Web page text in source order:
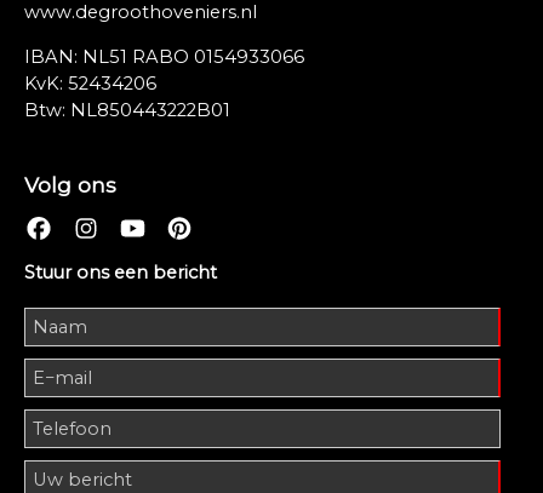
www.degroothoveniers.nl
IBAN: NL51 RABO 0154933066
KvK: 52434206
Btw: NL850443222B01
Volg ons
Stuur ons een bericht